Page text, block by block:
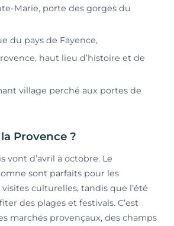
Marie, porte des gorges du
du pays de Fayence,
haut lieu d’histoire et de
village perché aux portes de
Provence ?
vont d’avril à octobre. Le
sont parfaits pour les
culturelles, tandis que l’été
des plages et festivals. C’est
marchés provençaux, des champs